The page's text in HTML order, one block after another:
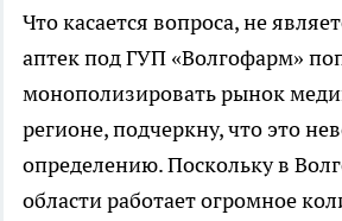
Что касается вопроса, не
аптек под ГУП «Волгофарм»
монополизировать рынок
регионе, подчеркну, что это
определению. Поскольку в
области работает огромное